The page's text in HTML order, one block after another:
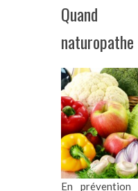
Quand
En prévention